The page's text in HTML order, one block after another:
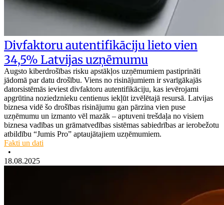
Divfaktoru autentifikāciju lieto vien
34,5% Latvijas uzņēmumu
Augsto kiberdrošības risku apstākļos uzņēmumiem pastiprināti
jādomā par datu drošību. Viens no risinājumiem ir svarīgākajās
datorsistēmās ieviest divfaktoru autentifikāciju, kas ievērojami
apgrūtina noziedznieku centienus iekļūt izvēlētajā resursā. Latvijas
biznesa vidē šo drošības risinājumu gan pārzina vien puse
uzņēmumu un izmanto vēl mazāk – aptuveni trešdaļa no visiem
biznesa vadības un grāmatvedības sistēmas sabiedrības ar ierobežotu
atbildību “Jumis Pro” aptaujātajiem uzņēmumiem.
Fakti un dati
•
18.08.2025